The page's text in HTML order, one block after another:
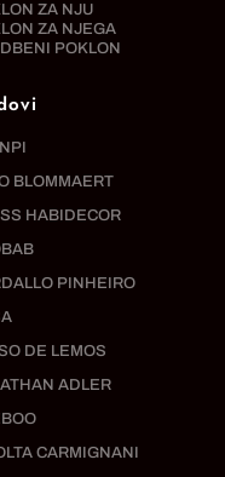
ZA NJU
ZA NJEGA
POKLON
BLOMMAERT
HABIDECOR
PINHEIRO
DE LEMOS
ADLER
CARMIGNANI